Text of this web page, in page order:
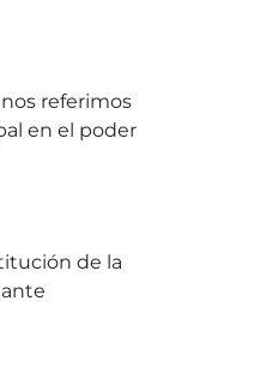
referimos
en el poder
de la